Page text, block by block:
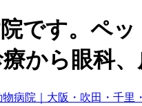
です。ペ
から眼科